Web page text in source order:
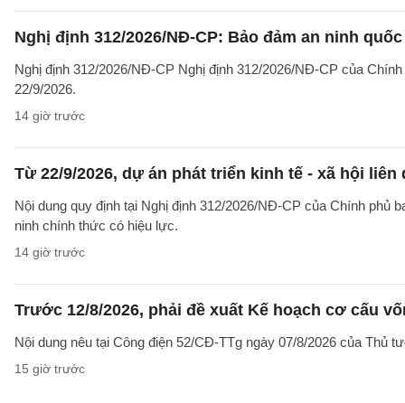
Nghị định 312/2026/NĐ-CP: Bảo đảm an ninh
Nghị định 312/2026/NĐ-CP Nghị định 312/2026/NĐ-CP của
22/9/2026.
14 giờ trước
Từ 22/9/2026, dự án phát triển kinh tế - xã hội
Nội dung quy định tại Nghị định 312/2026/NĐ-CP của Chính phủ
ninh chính thức có hiệu lực.
14 giờ trước
Trước 12/8/2026, phải đề xuất Kế hoạch cơ cấu
Nội dung nêu tại Công điện 52/CĐ-TTg ngày 07/8/2026 của Thủ
15 giờ trước